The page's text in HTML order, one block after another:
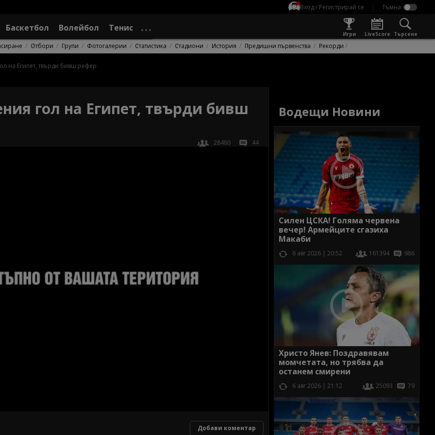
Вход / Регистрирай се
Баскетбол Волейбол Тенис
Игри LiveScore Търсене
Отбори Групи Фотогалерии Статистика Стадиони История Предишни първенства Рекорди
на Египет, твърди бивш рефер
гол на Египет, твърди бивш
28480 44
Добави коментар
Водещи Новини
Силен ЦСКА! Голяма червена
вечер! Армейците сгазиха
Макаби
6 авг 2026 | 20:52 161394 986
Христо Янев: Поздравявам
момчетата, но трябва да
останем смирени
6 авг 2026 | 21:12 25093 79